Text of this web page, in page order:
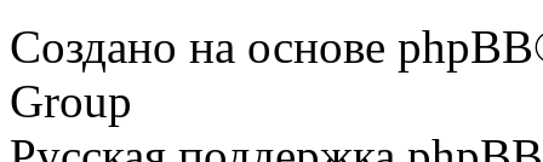
Создано на основе
Group